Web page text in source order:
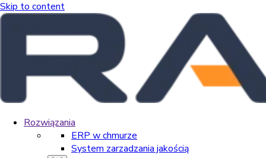
Skip to content
Rozwiązania
ERP w chmurze
System zarzadzania jakością